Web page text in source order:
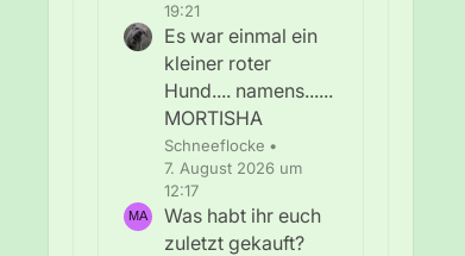
19:21
Es war einmal ein
kleiner roter
Hund.... namens......
MORTISHA
Schneeflocke
7. August 2026 um
12:17
Was habt ihr euch
zuletzt gekauft?